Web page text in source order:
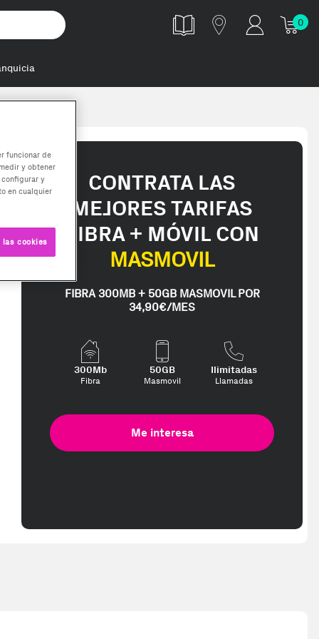
0
CONTRATA LAS
MEJORES TARIFAS
FIBRA + MÓVIL CON
MASMOVIL
FIBRA 300MB + 50GB MASMOVIL POR
34,90€/MES
300Mb
Fibra
50GB
Masmovil
Ilimitadas
Llamadas
Me interesa
funcionar de
y obtener
y
en cualquier
cookies